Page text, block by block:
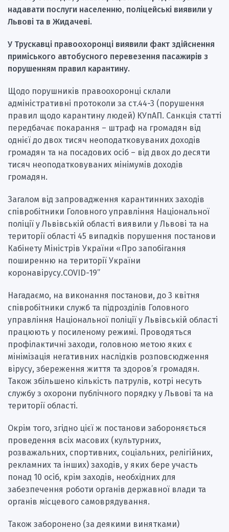
надавати послуги населенню, поліцейські виявили у
Львові та в Жидачеві.
У Трускавці правоохоронці виявили факт здійснення
приміського автобусного перевезення пасажирів з
порушенням правил карантину.
Щодо порушників правоохоронці склали
адміністративні протоколи за ст.44-3 (порушення
правил щодо карантину людей) КУпАП. Санкція статті
передбачає покарання – штраф на громадян від
однієї до двох тисяч неоподатковуваних доходів
громадян та на посадових осіб – від двох до десяти
тисяч неоподатковуваних мінімумів доходів
громадян.
Загалом від запровадження карантинних заходів
співробітники Головного управління Національної
поліції у Львівській області виявили у Львові та на
території області 45 випадків порушення постанови
Кабінету Міністрів України «Про запобігання
поширенню на території України
коронавірусу.COVID-19”
Нагадаємо, на виконання постанови, до 3 квітня
співробітники служб та підрозділів Головного
управління Національної поліції у Львівській області
працюють у посиленому режимі. Проводяться
профілактичні заходи, головною метою яких є
мінімізація негативних наслідків розповсюдження
вірусу, збереження життя та здоров’я громадян.
Також збільшено кількість патрулів, котрі несуть
службу з охорони публічного порядку у Львові та на
території області.
Окрім того, згідно цієї ж постанови забороняється
проведення всіх масових (культурних,
розважальних, спортивних, соціальних, релігійних,
рекламних та інших) заходів, у яких бере участь
понад 10 осіб, крім заходів, необхідних для
забезпечення роботи органів державної влади та
органів місцевого самоврядування.
Також заборонено (за деякими винятками)